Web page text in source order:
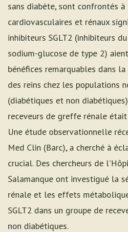
sans diabète, sont confrontés à
cardiovasculaires et rénaux
inhibiteurs SGLT2 (inhibiteurs
sodium-glucose de type 2)
bénéfices remarquables dans
des reins chez les populations
(diabétiques et non
receveurs de greffe rénale
Une étude observationnelle
Med Clin (Barc), a cherché à
crucial. Des chercheurs de
Salamanque ont investigué la
rénale et les effets
SGLT2 dans un groupe de
non diabétiques.